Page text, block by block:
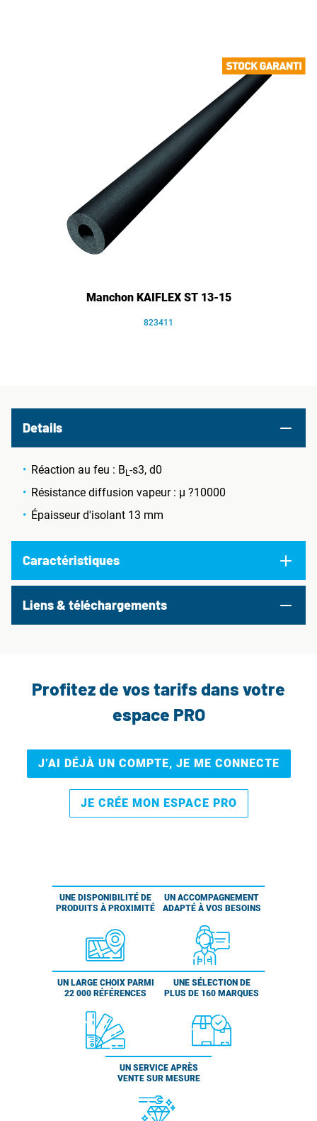
Manchon KAIFLEX ST 13-15
823411
Details
Réaction au feu : B L-s3, d0
Résistance diffusion vapeur : µ ?10000
Épaisseur d'isolant 13 mm
Caractéristiques
Liens & téléchargements
Profitez de vos tarifs dans votre
espace PRO
J’AI DÉJÀ UN COMPTE, JE ME CONNECTE
JE CRÉE MON ESPACE PRO
UNE DISPONIBILITÉ DE
PRODUITS À PROXIMITÉ
UN ACCOMPAGNEMENT
ADAPTÉ À VOS BESOINS
UN LARGE CHOIX PARMI
22 000 RÉFÉRENCES
UNE SÉLECTION DE
PLUS DE 160 MARQUES
UN SERVICE APRÈS
VENTE SUR MESURE